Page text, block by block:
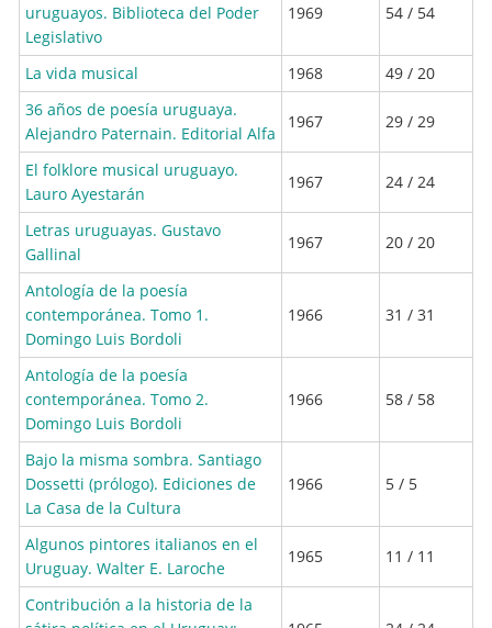
uruguayos. Biblioteca del Poder
Legislativo
1969 54 / 54
La vida musical 1968
49 / 20
36 años de poesía uruguaya.
Alejandro Paternain. Editorial Alfa
1967 29 / 29
El folklore musical uruguayo.
Lauro Ayestarán
1967 24 / 24
Letras uruguayas. Gustavo
Gallinal
1967 20 / 20
Antología de la poesía
contemporánea. Tomo 1.
Domingo Luis Bordoli
1966 31 / 31
Antología de la poesía
contemporánea. Tomo 2.
Domingo Luis Bordoli
1966 58 / 58
Bajo la misma sombra. Santiago
Dossetti (prólogo). Ediciones de
La Casa de la Cultura
1966 5 / 5
Algunos pintores italianos en el
Uruguay. Walter E. Laroche
1965 11 / 11
Contribución a la historia de la